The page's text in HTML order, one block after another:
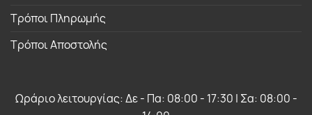
Τρόποι Πληρωμής
Τρόποι Αποστολής
Ωράριο λειτουργίας: Δε - Πα: 08:00 - 17:30 | Σα: 08:00 -